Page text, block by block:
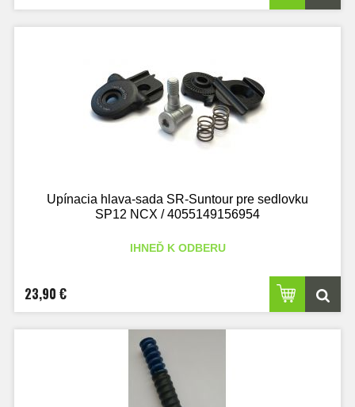
Upínacia hlava-sada SR-Suntour pre sedlovku
SP12 NCX / 4055149156954
IHNEĎ K ODBERU
23,90 €